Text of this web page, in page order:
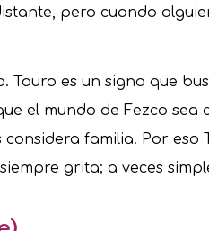
pero cuando
Tauro es un signo que
el mundo de Fezco sea
familia. Por eso
grita; a veces